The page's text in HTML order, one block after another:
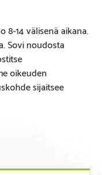
14 välisenä aikana.
Sovi noudosta
oikeuden
sijaitsee